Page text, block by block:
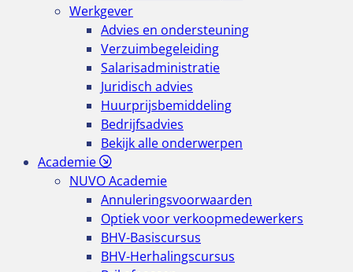
Werkgever
Advies en ondersteuning
Verzuimbegeleiding
Salarisadministratie
Juridisch advies
Huurprijsbemiddeling
Bedrijfsadvies
Bekijk alle onderwerpen
Academie
NUVO Academie
Annuleringsvoorwaarden
Optiek voor verkoopmedewerkers
BHV-Basiscursus
BHV-Herhalingscursus